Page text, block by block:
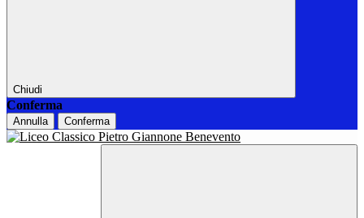
Chiudi
Conferma
Annulla Conferma